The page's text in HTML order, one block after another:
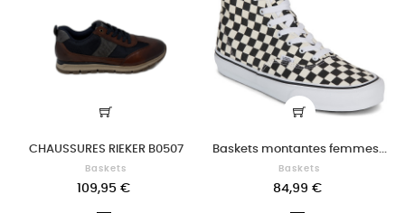
CHAUSSURES RIEKER B0507
Baskets
109,95 €
Baskets montantes femmes...
Baskets
84,99 €